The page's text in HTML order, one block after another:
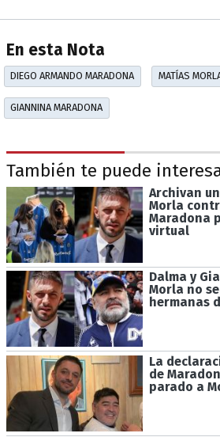
En esta Nota
DIEGO ARMANDO MARADONA MATÍAS
GIANNINA MARADONA
También te puede
Archivan
Morla
Maradona
virtual
Dalma y
Morla no
hermanas
La
de
parado a